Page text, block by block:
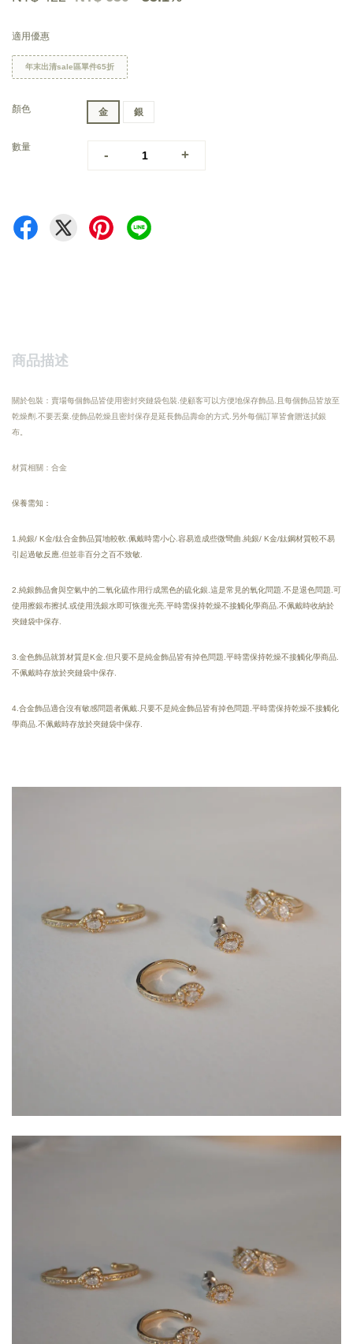
適用優惠
年末出清sale區單件65折
顏色 金 銀
數量
- +
商品描述
關於包裝：賣場每個飾品皆使用密封夾鏈袋包裝.使顧客可以方便地保存飾品.且每個飾品皆放至
乾燥劑.不要丟棄.使飾品乾燥且密封保存是延長飾品壽命的方式.另外每個訂單皆會贈送拭銀
布。
材質相關：合金
保養需知：
1.純銀/ K金/鈦合金飾品質地較軟.佩戴時需小心.容易造成些微彎曲.純銀/ K金/鈦鋼材質較不易
引起過敏反應.但並非百分之百不致敏.
2.純銀飾品會與空氣中的二氧化硫作用行成黑色的硫化銀.這是常見的氧化問題.不是退色問題.可
使用擦銀布擦拭.或使用洗銀水即可恢復光亮. 平時需保持乾燥不接觸化學商品. 不佩戴時收納於
夾鏈袋中保存.
3.金色飾品就算材質是K金.但只要不是純金飾品皆有掉色問題.平時需保持乾燥不接觸化學商品.
不佩戴時存放於夾鏈袋中保存.
4.合金飾品適合沒有敏感問題者佩戴.只要不是純金飾品皆有掉色問題.平時需保持乾燥不接觸化
學商品.不佩戴時存放於夾鏈袋中保存.